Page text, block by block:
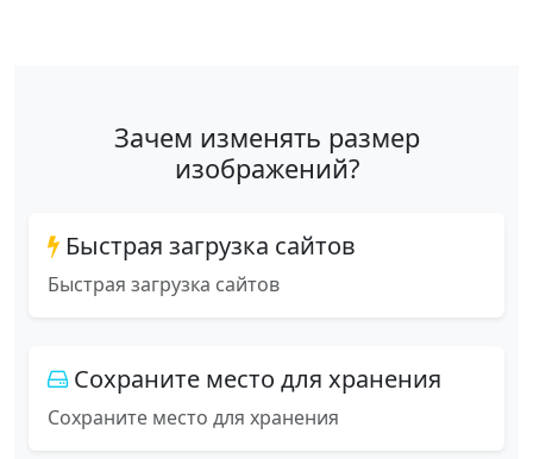
Зачем изменять размер
изображений?
Быстрая загрузка сайтов
Быстрая загрузка сайтов
Сохраните место для хранения
Сохраните место для хранения